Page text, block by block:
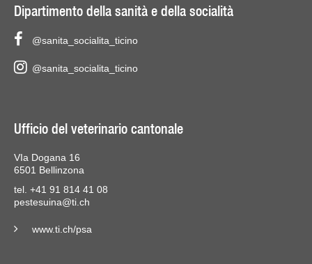
Dipartimento della sanità e della socialità
@sanita_socialita_ticino
@sanita_socialita_ticino
Ufficio del veterinario cantonale
VIa Dogana 16
6501 Bellinzona
tel. +41 91 814 41 08
pestesuina@ti.ch
www.ti.ch/psa